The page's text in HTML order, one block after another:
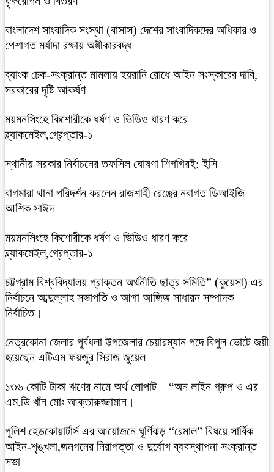
বাংলাদেশ সাংবাদিক সংস্থা (বাসাস) দেশের সাংবাদিকদের অধিকার ও
পেশাগত মর্যাদা রক্ষায় অঙ্গীকারবদ্ধ
ব্যাংক চেক-সংক্রান্ত মামলায় হয়রানি রোধে আইন সংস্কারের দাবি,
সরকারের দৃষ্টি আকর্ষণ
ময়মনসিংহে কিশোরীকে ধর্ষণ ও ভিডিও ধারণ করে
ব্ল্যাকমেইল,গ্রেপ্তার-১
স্থানীয় সরকার নির্বাচনের তফসিল ঘোষণা শিগগিরই: ইসি
বাগমারা থানা পরিদর্শন করলেন রাজশাহী রেঞ্জের নবাগত ডিআইজি
আশিক সাঈদ
ময়মনসিংহে কিশোরীকে ধর্ষণ ও ভিডিও ধারণ করে
ব্ল্যাকমেইল,গ্রেপ্তার-১
চট্টগ্রাম বিশ্ববিদ্যালয় প্রাক্তন অর্থনীতি ছাত্র সমিতি” (কুয়েসা) এর
নির্বাচনে আব্দুল্লাহ সভাপতি ও আগা আজিজ সাধারন সম্পাদক
নির্বাচিত।
নেত্রকোনা জেলার পূর্বধলা উপজেলার চেয়ারম্যান পদে বিপুল ভোটে জয়ী
হয়েছেন এটিএম ফয়জুর সিরাজ জুয়েল
১৩৬ কোটি টাকা ঋণের নামে অর্থ লোপাট – “অন লাইন গ্রুপ ও এর
এম.ডি খাঁন মোঃ আক্তারুজ্জামান।
পুলিশ হেডকোয়ার্টার্স এর আয়োজনে ঘূর্ণিঝড় “রেমাল” বিষয়ে সার্বিক
আইন-শৃঙ্খলা,জনগনের নিরাপত্তা ও দুর্যোগ ব্যবস্থাপনা সংক্রান্ত
সভা